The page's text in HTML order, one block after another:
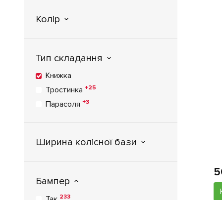
Seed
Stokke2
Tutis
Uppababy
Valco Baby3
Колір
Тип складання
Книжка
Тростинка +25
Парасоля +3
Ширина колісної бази
Бампер
233